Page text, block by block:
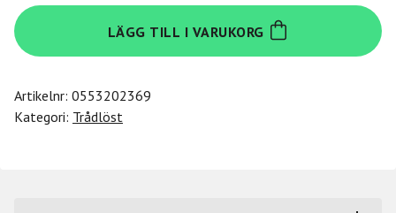
Akg
WMS420
Presenter
Band
A,
LÄGG TILL I VARUKORG
Artikelnr: 0553202369
Kategori: Trådlöst